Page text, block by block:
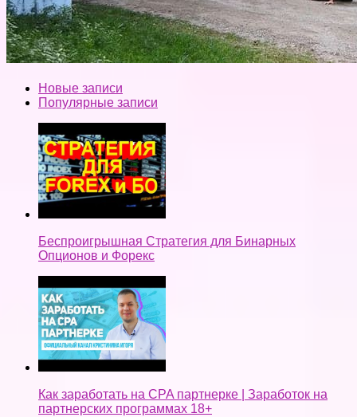
Новые записи
Популярные записи
Беспроигрышная Стратегия для Бинарных
Опционов и Форекс
Как заработать на CPA партнерке | Заработок на
партнерских программах 18+